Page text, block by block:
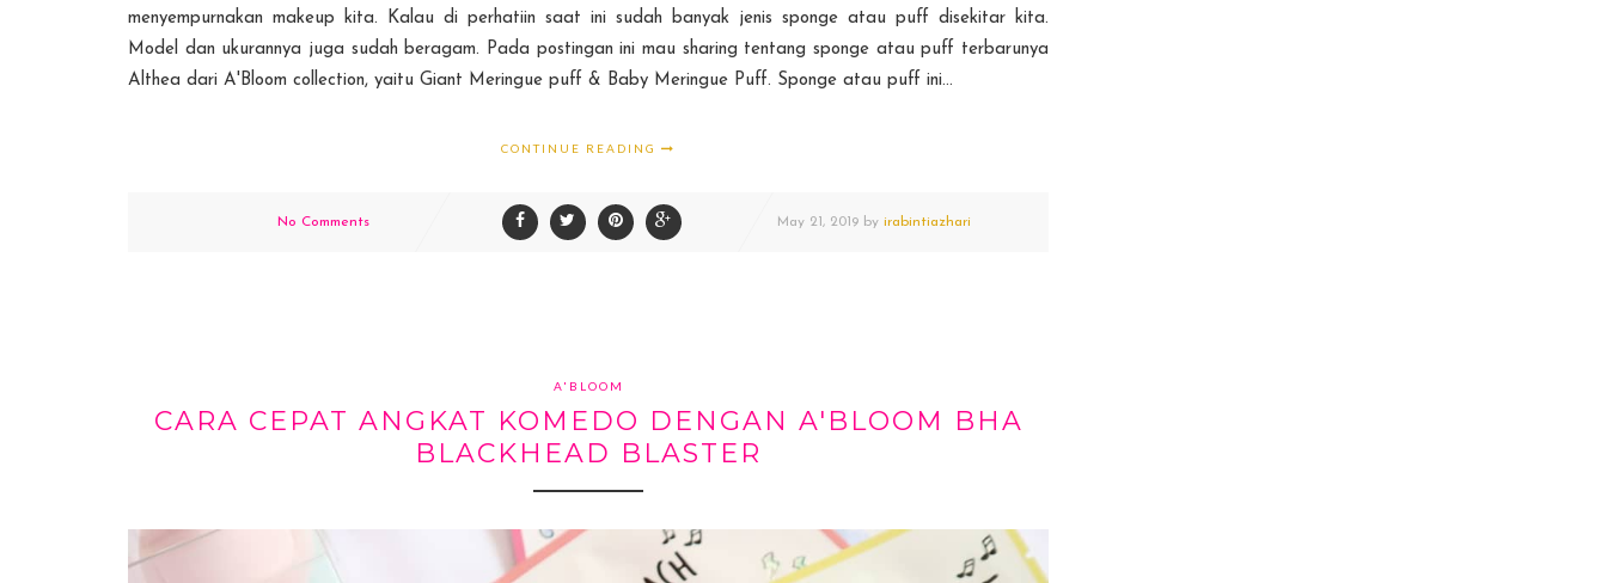
menyempurnakan makeup kita. Kalau di perhatiin saat ini sudah banyak jenis sponge atau puff disekitar kita.
Model dan ukurannya juga sudah beragam. Pada postingan ini mau sharing tentang sponge atau puff terbarunya
Althea dari A'Bloom collection, yaitu Giant Meringue puff & Baby Meringue Puff. Sponge atau puff ini...
CONTINUE READING
No Comments May 21, 2019 by irabintiazhari
A'BLOOM
CARA CEPAT ANGKAT KOMEDO DENGAN A'BLOOM BHA
BLACKHEAD BLASTER